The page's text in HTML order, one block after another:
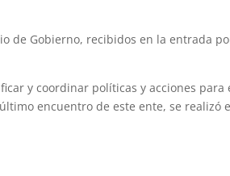
de Gobierno, recibidos en la entrada
y coordinar políticas y acciones
encuentro de este ente, se realizó